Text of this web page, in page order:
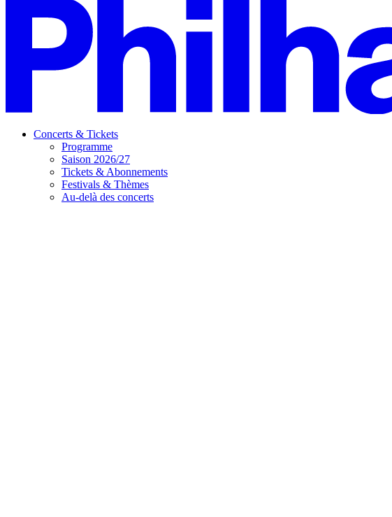
Concerts & Tickets
Programme
Saison 2026/27
Tickets & Abonnements
Festivals & Thèmes
Au-delà des concerts